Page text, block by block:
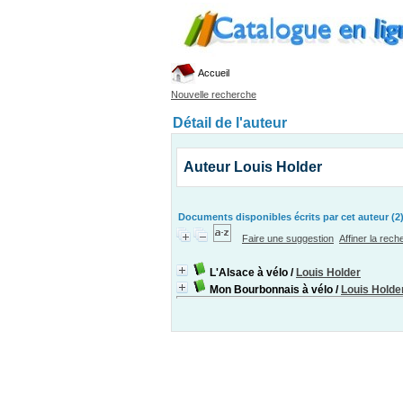
Accueil
Nouvelle recherche
Détail de l'auteur
Auteur Louis Holder
Documents disponibles écrits par cet auteur (2)
Faire une suggestion Affiner la
L'Alsace à vélo / Louis Holder
Mon Bourbonnais à vélo / Louis